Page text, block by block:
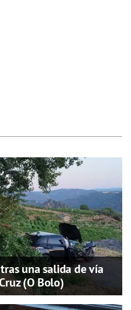
una salida de vía
(O Bolo)